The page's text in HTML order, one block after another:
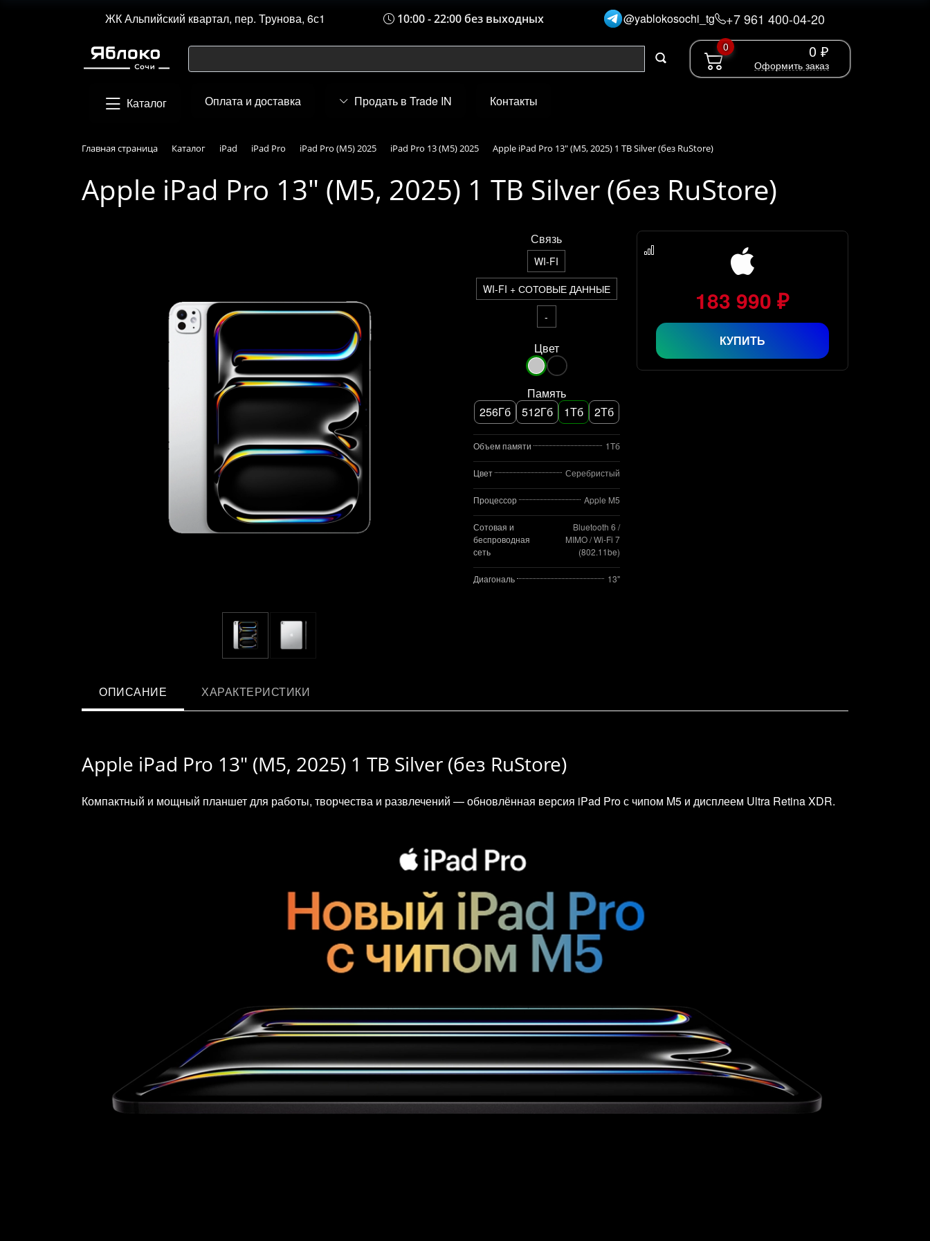
ЖК Альпийский квартал, пер. Трунова, 6с1 10:00 - 22:00 без выходных @yablokosochi_tg +7 961 400-04-20
0 0 ₽
Оформить заказ
Каталог Оплата и доставка Продать в Trade IN Контакты
Главная страница Каталог iPad iPad Pro iPad Pro (M5) 2025 iPad Pro 13 (M5) 2025 Apple iPad Pro 13" (M5, 2025) 1 TB Silver (без RuStore)
Apple iPad Pro 13" (M5, 2025) 1 TB Silver (без RuStore)
Связь
WI-FI
WI-FI + СОТОВЫЕ ДАННЫЕ
-
Цвет
Память
256Гб
512Гб 1Тб 2Тб
Объем памяти 1Тб
Цвет Серебристый
Процессор Apple M5
Сотовая и
беспроводная
сеть
Bluetooth 6 /
MIMO / Wi‑Fi 7
(802.11be)
Диагональ 13"
183 990 ₽
КУПИТЬ
ОПИСАНИЕ ХАРАКТЕРИСТИКИ
Apple iPad Pro 13" (M5, 2025) 1 TB Silver (без RuStore)
Компактный и мощный планшет для работы, творчества и развлечений — обновлённая версия iPad Pro с чипом M5 и дисплеем Ultra Retina XDR.